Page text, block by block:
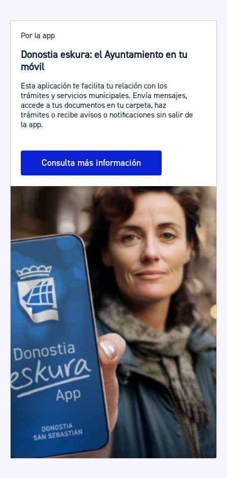
Por la app
Donostia eskura: el Ayuntamiento en tu
móvil
Esta aplicación te facilita tu relación con los
trámites y servicios municipales. Envía mensajes,
accede a tus documentos en tu carpeta, haz
trámites o recibe avisos o notificaciones sin salir de
la app.
Consulta más información